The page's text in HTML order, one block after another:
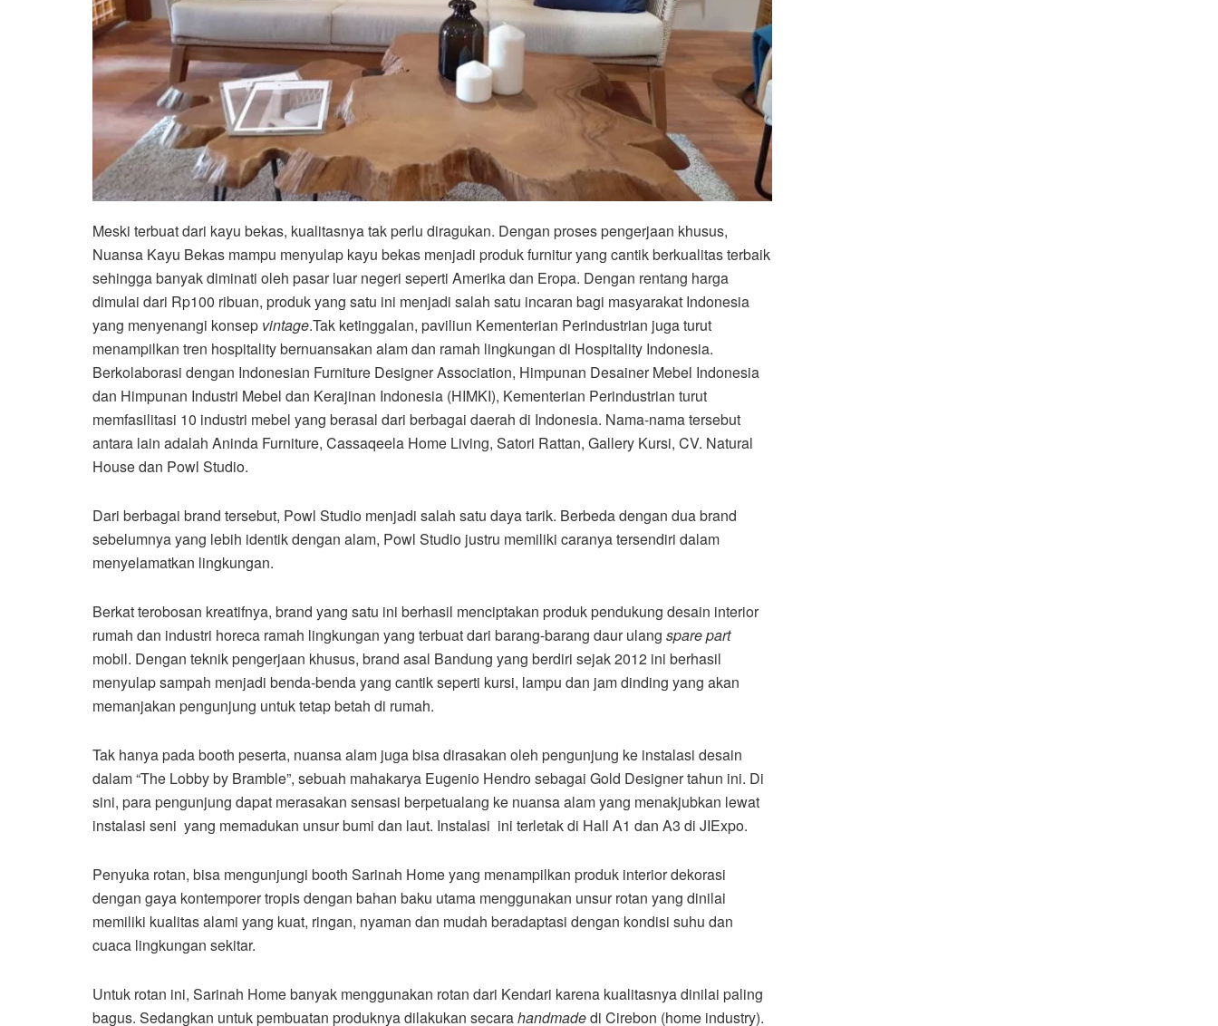
Meski terbuat dari kayu bekas, kualitasnya tak perlu diragukan. Dengan proses pengerjaan khusus,
Nuansa Kayu Bekas mampu menyulap kayu bekas menjadi produk furnitur yang cantik berkualitas terbaik
sehingga banyak diminati oleh pasar luar negeri seperti Amerika dan Eropa. Dengan rentang harga
dimulai dari Rp100 ribuan, produk yang satu ini menjadi salah satu incaran bagi masyarakat Indonesia
yang menyenangi konsep vintage.Tak ketinggalan, paviliun Kementerian Perindustrian juga turut
menampilkan tren hospitality bernuansakan alam dan ramah lingkungan di Hospitality Indonesia.
Berkolaborasi dengan Indonesian Furniture Designer Association, Himpunan Desainer Mebel Indonesia
dan Himpunan Industri Mebel dan Kerajinan Indonesia (HIMKI), Kementerian Perindustrian turut
memfasilitasi 10 industri mebel yang berasal dari berbagai daerah di Indonesia. Nama-nama tersebut
antara lain adalah Aninda Furniture, Cassaqeela Home Living, Satori Rattan, Gallery Kursi, CV. Natural
House dan Powl Studio.
Dari berbagai brand tersebut, Powl Studio menjadi salah satu daya tarik. Berbeda dengan dua brand
sebelumnya yang lebih identik dengan alam, Powl Studio justru memiliki caranya tersendiri dalam
menyelamatkan lingkungan.
Berkat terobosan kreatifnya, brand yang satu ini berhasil menciptakan produk pendukung desain interior
rumah dan industri horeca ramah lingkungan yang terbuat dari barang-barang daur ulang spare part
mobil. Dengan teknik pengerjaan khusus, brand asal Bandung yang berdiri sejak 2012 ini berhasil
menyulap sampah menjadi benda-benda yang cantik seperti kursi, lampu dan jam dinding yang akan
memanjakan pengunjung untuk tetap betah di rumah.
Tak hanya pada booth peserta, nuansa alam juga bisa dirasakan oleh pengunjung ke instalasi desain
dalam “The Lobby by Bramble”, sebuah mahakarya Eugenio Hendro sebagai Gold Designer tahun ini. Di
sini, para pengunjung dapat merasakan sensasi berpetualang ke nuansa alam yang menakjubkan lewat
instalasi seni yang memadukan unsur bumi dan laut. Instalasi ini terletak di Hall A1 dan A3 di JIExpo.
Penyuka rotan, bisa mengunjungi booth Sarinah Home yang menampilkan produk interior dekorasi
dengan gaya kontemporer tropis dengan bahan baku utama menggunakan unsur rotan yang dinilai
memiliki kualitas alami yang kuat, ringan, nyaman dan mudah beradaptasi dengan kondisi suhu dan
cuaca lingkungan sekitar.
Untuk rotan ini, Sarinah Home banyak menggunakan rotan dari Kendari karena kualitasnya dinilai paling
bagus. Sedangkan untuk pembuatan produknya dilakukan secarahandmadedi Cirebon (home industry).